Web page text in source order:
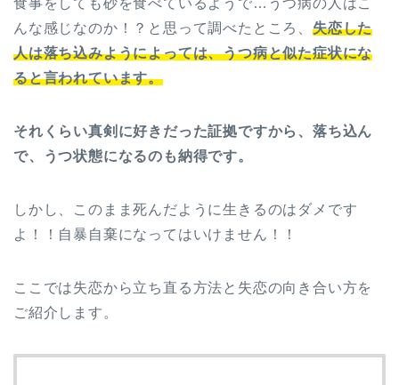
食事をしても砂を食べているようで…うつ病の人はこ
んな感じなのか！？と思って調べたところ、 失恋した
人は落ち込みようによっては、うつ病と似た症状にな
ると言われています。
それくらい真剣に好きだった証拠ですから、落ち込ん
で、うつ状態になるのも納得です。
しかし、このまま死んだように生きるのはダメです
よ！！自暴自棄になってはいけません！！
ここでは失恋から立ち直る方法と失恋の向き合い方を
ご紹介します。